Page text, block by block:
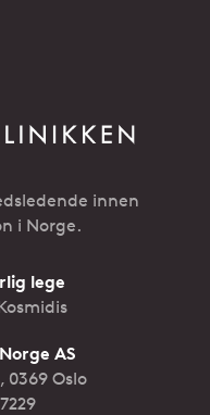
innen
i Norge.
lege
AS
0369 Oslo